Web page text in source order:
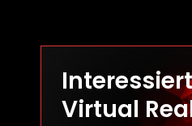
Virtual